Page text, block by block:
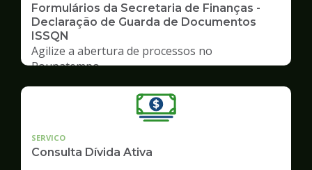
Formulários da Secretaria de Finanças -
Declaração de Guarda de Documentos
ISSQN
Agilize a abertura de processos no
Poupatempo
SERVICO
Consulta Dívida Ativa